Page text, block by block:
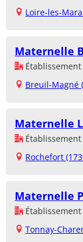
Loire-les-
Maternelle
Breuil-Magné
Maternelle
Rochefort
Maternelle
Tonnay-